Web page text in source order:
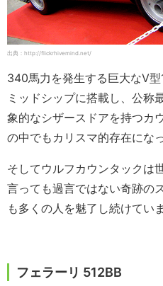
出典：http://flickrhivemind.net/
340馬力を発生する巨大なV
ミッドシップに搭載し、公
象的なシザースドアを持つカ
の中でもカリスマ的存在にな
そしてウルフカウンタックは
言っても過言ではない奇跡の
も多くの人を魅了し続けていま
フェラーリ 512BB